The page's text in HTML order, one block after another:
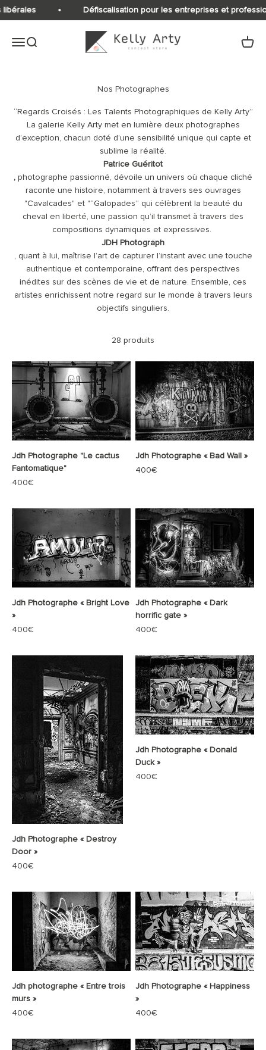
Passer au contenu Défiscalisation pour les entreprises et
Ouvrir la navigation
Ouvrir la recherche
Kelly Arty
Voir
“Regards Croisés : Les Talents Photographiques de Kelly Arty”
La galerie Kelly Arty met en lumière deux photographes
d’exception, chacun doté d’une sensibilité unique qui capte et
sublime la réalité.
Patrice Guéritot
, photographe passionné, dévoile un univers où chaque cliché
raconte une histoire, notamment à travers ses ouvrages
"Cavalcades" et "“Galopades” qui célèbrent la beauté du
cheval en liberté, une passion qu’il transmet à travers des
compositions dynamiques et expressives.
JDH Photograph
, quant à lui, maîtrise l’art de capturer l’instant avec une touche
authentique et contemporaine, offrant des perspectives
inédites sur des scènes de vie et de nature. Ensemble, ces
artistes enrichissent notre regard sur le monde à travers leurs
objectifs singuliers.
28 produits
Jdh Photographe "Le cactus
Fantomatique"
Prix de vente
400€
Jdh Photographe « Bad Wall »
Prix de vente
400€
Jdh Photographe « Bright Love
»
Prix de vente
400€
Jdh Photographe « Dark
horrific gate »
Prix de vente
400€
Jdh Photographe « Destroy
Door »
Prix de vente
400€
Jdh Photographe « Donald
Duck »
Prix de vente
400€
Jdh photographe « Entre trois
murs »
Prix de vente
400€
Jdh Photographe « Happiness
»
Prix de vente
400€